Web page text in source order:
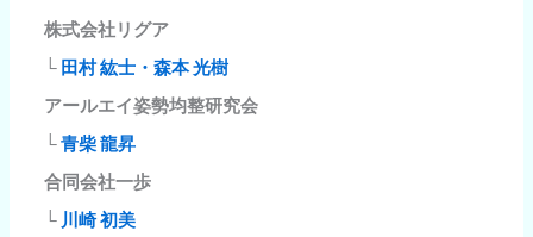
株式会社リグア
└ 田村 紘士・森本 光樹
アールエイ姿勢均整研究会
└青柴 龍昇
合同会社一歩
└ 川崎 初美